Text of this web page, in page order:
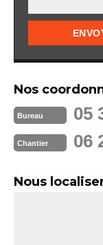
Nos
Bureau 05
Chantier 06
Nous